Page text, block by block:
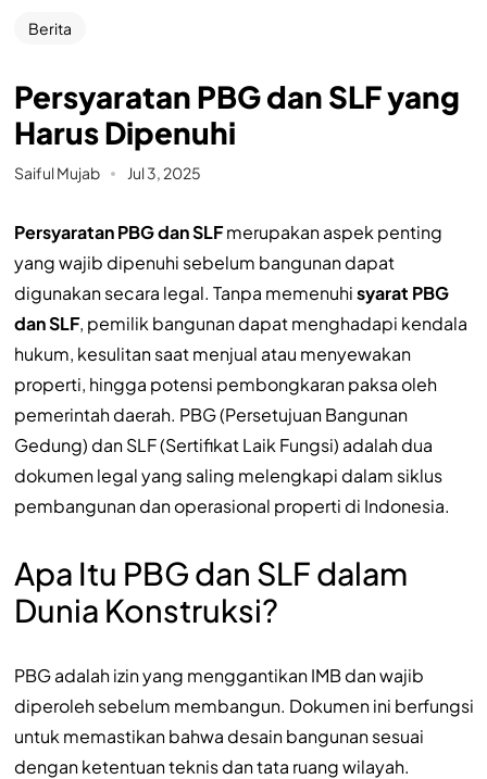
Berita
Persyaratan PBG dan SLF yang
Harus Dipenuhi
Saiful Mujab Jul 3, 2025
Persyaratan PBG dan SLFmerupakan aspek penting
yang wajib dipenuhi sebelum bangunan dapat
digunakan secara legal. Tanpa memenuhisyarat PBG
dan SLF, pemilik bangunan dapat menghadapi kendala
hukum, kesulitan saat menjual atau menyewakan
properti, hingga potensi pembongkaran paksa oleh
pemerintah daerah. PBG (Persetujuan Bangunan
Gedung) dan SLF (Sertifikat Laik Fungsi) adalah dua
dokumen legal yang saling melengkapi dalam siklus
pembangunan dan operasional properti di Indonesia.
Apa Itu PBG dan SLF dalam
Dunia Konstruksi?
PBG adalah izin yang menggantikan IMB dan wajib
diperoleh sebelum membangun. Dokumen ini berfungsi
untuk memastikan bahwa desain bangunan sesuai
dengan ketentuan teknis dan tata ruang wilayah.